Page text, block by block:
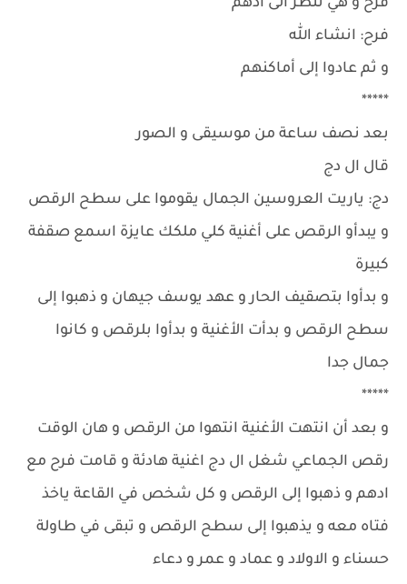
فرح و هي تنظر الى ادهم
فرح: انشاء الله
و ثم عادوا إلى أماكنهم
*****
بعد نصف ساعة من موسيقى و الصور
قال ال دج
دج: ياريت العروسين الجمال يقوموا على سطح الرقص
و يبدأو الرقص على أغنية كلي ملكك عايزة اسمع صقفة
كبيرة
و بدأوا بتصقيف الحار و عهد يوسف جيهان و ذهبوا إلى
سطح الرقص و بدأت الأغنية و بدأوا بلرقص و كانوا
جمال جدا
*****
و بعد أن انتهت الأغنية انتهوا من الرقص و هان الوقت
رقص الجماعي شغل ال دج اغنية هادئة و قامت فرح مع
ادهم و ذهبوا إلى الرقص و كل شخص في القاعة ياخذ
فتاه معه و يذهبوا إلى سطح الرقص و تبقى في طاولة
حسناء و الاولاد و عماد و عمر و دعاء